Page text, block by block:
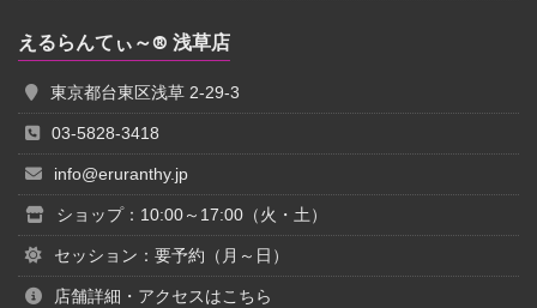
えるらんてぃ～® 浅草店
東京都台東区浅草 2-29-3
03-5828-3418
info@eruranthy.jp
ショップ：10:00～17:00（火・土）
セッション：要予約（月～日）
店舗詳細・アクセスはこちら